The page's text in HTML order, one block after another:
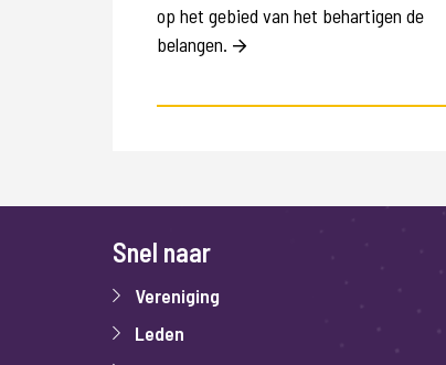
op het gebied van het behartigen de
belangen.
Snel naar
Vereniging
Leden